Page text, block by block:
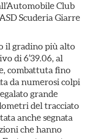
Club
Scuderia Giarre
il gradino più alto
di 6’39.06, al
combattuta fino
da numerosi colpi
grande
del tracciato
anche segnata
che hanno